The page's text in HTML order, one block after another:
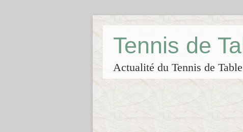
Tennis de
Actualité du Tennis de